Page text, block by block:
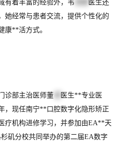
有着丰富的经验外，韦
医生还
她经常与患者交流，提供个性化的
康**活方式。
诊部主治医师董
医生**专业医
，现任南宁**口腔数字化隐形矫正
疗机构进修学习，并参加由EA**天
矶分校共同举办的第二届EA数字